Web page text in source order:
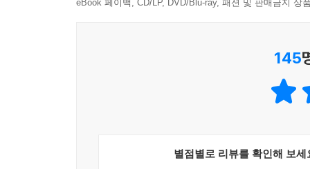
eBook 페이백, CD/LP, DVD/Blu-ray, 패션 및 판매금지 상
145
별점별로 리뷰를 확인해 보세